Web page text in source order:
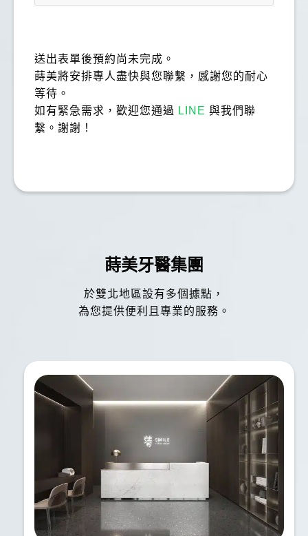
復也不算不舒服，目前使用起來咬合正常、外觀自
送出表單後預約尚未完成。
蒔美將安排專人盡快與您聯繫，感謝您的耐心
等待。
如有緊急需求，歡迎您通過 LINE 與我們聯
繫。謝謝！
蒔美牙醫集團
於雙北地區設有多個據點，
為您提供便利且專業的服務。